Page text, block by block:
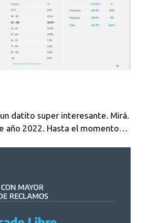
datito super interesante. Mirá.
año 2022. Hasta el momento…